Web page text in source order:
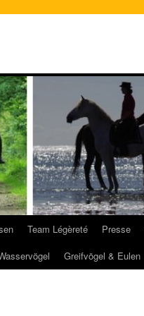
Team Légèreté Presse
Greifvögel & Eulen